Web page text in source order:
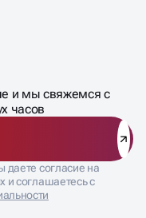
и мы свяжемся с
часов
даете согласие на
и соглашаетесь с